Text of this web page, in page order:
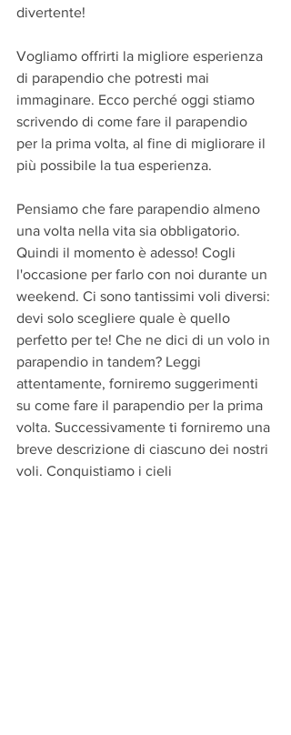
divertente!
Vogliamo offrirti la migliore esperienza
di parapendio che potresti mai
immaginare. Ecco perché oggi stiamo
scrivendo di come fare il parapendio
per la prima volta, al fine di migliorare il
più possibile la tua esperienza.
Pensiamo che fare parapendio almeno
una volta nella vita sia obbligatorio.
Quindi il momento è adesso! Cogli
l'occasione per farlo con noi durante un
weekend. Ci sono tantissimi voli diversi:
devi solo scegliere quale è quello
perfetto per te! Che ne dici di un volo in
parapendio in tandem? Leggi
attentamente, forniremo suggerimenti
su come fare il parapendio per la prima
volta. Successivamente ti forniremo una
breve descrizione di ciascuno dei nostri
voli. Conquistiamo i cieli